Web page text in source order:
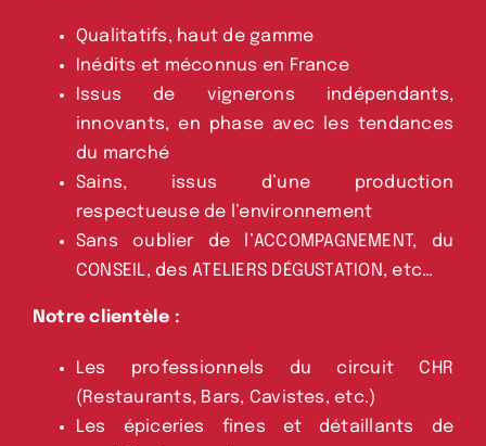
Qualitatifs, haut de gamme
Inédits et méconnus en France
Issus de vignerons indépendants,
innovants, en phase avec les tendances
du marché
Sains, issus d’une production
respectueuse de l’environnement
Sans oublier de l’ACCOMPAGNEMENT, du
CONSEIL, des ATELIERS DÉGUSTATION, etc…
Notre clientèle :
Les professionnels du circuit CHR
(Restaurants, Bars, Cavistes, etc.)
Les épiceries fines et détaillants de